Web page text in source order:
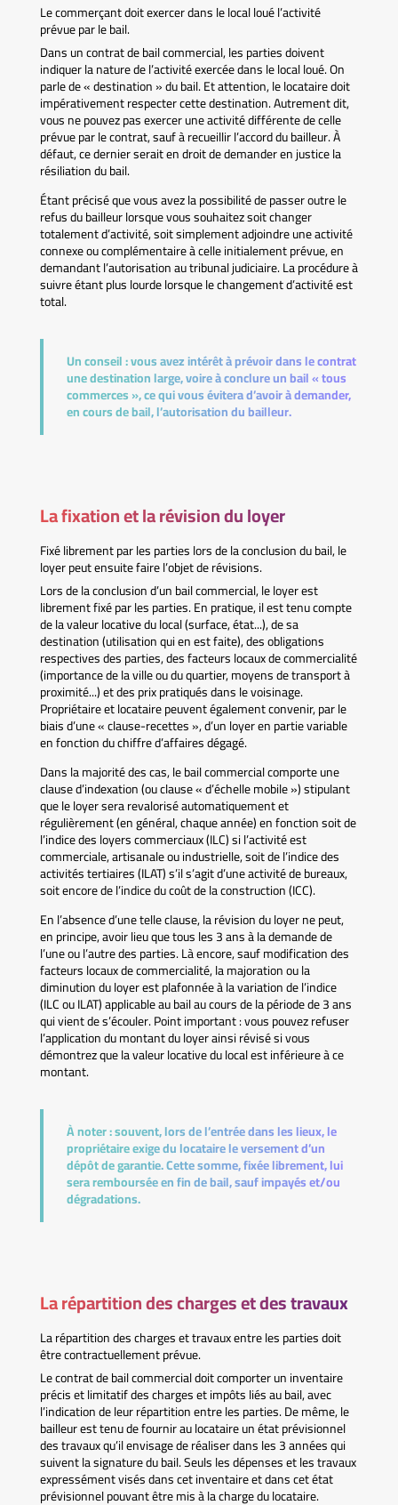
Le commerçant doit exercer dans le local loué l’activité
prévue par le bail.
Dans un contrat de bail commercial, les parties doivent
indiquer la nature de l’activité exercée dans le local loué. On
parle de « destination » du bail. Et attention, le locataire doit
impérativement respecter cette destination. Autrement dit,
vous ne pouvez pas exercer une activité différente de celle
prévue par le contrat, sauf à recueillir l’accord du bailleur. À
défaut, ce dernier serait en droit de demander en justice la
résiliation du bail.
Étant précisé que vous avez la possibilité de passer outre le
refus du bailleur lorsque vous souhaitez soit changer
totalement d’activité, soit simplement adjoindre une activité
connexe ou complémentaire à celle initialement prévue, en
demandant l’autorisation au tribunal judiciaire. La procédure à
suivre étant plus lourde lorsque le changement d’activité est
total.
Un conseil :vous avez intérêt à prévoir dans le contrat
une destination large, voire à conclure un bail « tous
commerces », ce qui vous évitera d’avoir à demander,
en cours de bail, l’autorisation du bailleur.
La fixation et la révision du loyer
Fixé librement par les parties lors de la conclusion du bail, le
loyer peut ensuite faire l’objet de révisions.
Lors de la conclusion d’un bail commercial, le loyer est
librement fixé par les parties. En pratique, il est tenu compte
de la valeur locative du local (surface, état...), de sa
destination (utilisation qui en est faite), des obligations
respectives des parties, des facteurs locaux de commercialité
(importance de la ville ou du quartier, moyens de transport à
proximité...) et des prix pratiqués dans le voisinage.
Propriétaire et locataire peuvent également convenir, par le
biais d’une « clause-recettes », d’un loyer en partie variable
en fonction du chiffre d’affaires dégagé.
Dans la majorité des cas, le bail commercial comporte une
clause d’indexation (ou clause « d’échelle mobile ») stipulant
que le loyer sera revalorisé automatiquement et
régulièrement (en général, chaque année) en fonction soit de
l’indice des loyers commerciaux (ILC) si l’activité est
commerciale, artisanale ou industrielle, soit de l’indice des
activités tertiaires (ILAT) s’il s’agit d’une activité de bureaux,
soit encore de l’indice du coût de la construction (ICC).
En l’absence d’une telle clause, la révision du loyer ne peut,
en principe, avoir lieu que tous les 3 ans à la demande de
l’une ou l’autre des parties. Là encore, sauf modification des
facteurs locaux de commercialité, la majoration ou la
diminution du loyer est plafonnée à la variation de l’indice
(ILC ou ILAT) applicable au bail au cours de la période de 3 ans
qui vient de s’écouler. Point important : vous pouvez refuser
l’application du montant du loyer ainsi révisé si vous
démontrez que la valeur locative du local est inférieure à ce
montant.
À noter :souvent, lors de l’entrée dans les lieux, le
propriétaire exige du locataire le versement d’un
dépôt de garantie. Cette somme, fixée librement, lui
sera remboursée en fin de bail, sauf impayés et/ou
dégradations.
La répartition des charges et des travaux
La répartition des charges et travaux entre les parties doit
être contractuellement prévue.
Le contrat de bail commercial doit comporter un inventaire
précis et limitatif des charges et impôts liés au bail, avec
l’indication de leur répartition entre les parties. De même, le
bailleur est tenu de fournir au locataire un état prévisionnel
des travaux qu’il envisage de réaliser dans les 3 années qui
suivent la signature du bail. Seuls les dépenses et les travaux
expressément visés dans cet inventaire et dans cet état
prévisionnel pouvant être mis à la charge du locataire.